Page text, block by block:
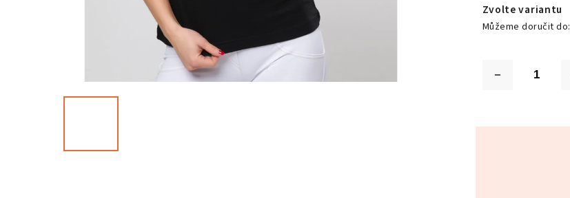
Zvolte variantu
Můžeme doručit do: